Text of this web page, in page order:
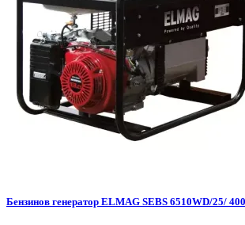
Бензинов генератор ELMAG SEBS 6510WD/25/